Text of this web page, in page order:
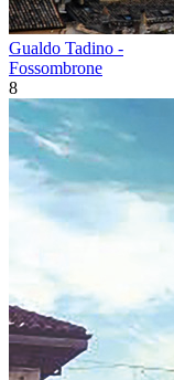
Gualdo Tadino -
Fossombrone
8